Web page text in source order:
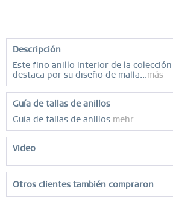
Descripción
Este fino anillo interior de la
destaca por su diseño de malla... más
Guía de tallas de anillos
Guía de tallas de anillos mehr
Video
Otros clientes también compraron